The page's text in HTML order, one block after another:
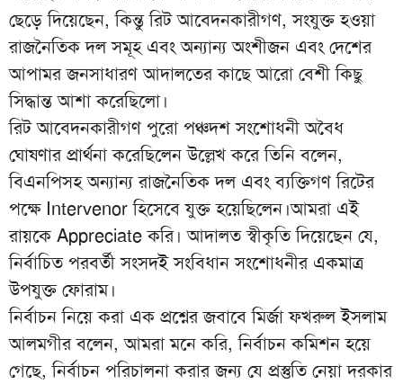
ছেড়ে দিয়েছেন, কিন্তু রিট আবেদনকারীগণ, সংযুক্ত হওয়া
রাজনৈতিক দল সমূহ এবং অন্যান্য অংশীজন এবং দেশের
আপামর জনসাধারণ আদালতের কাছে আরো বেশী কিছু
সিদ্ধান্ত আশা করেছিলো।
রিট আবেদনকারীগণ পুরো পঞ্চদশ সংশোধনী অবৈধ
ঘোষণার প্রার্থনা করেছিলেন উল্লেখ করে তিনি বলেন,
বিএনপিসহ অন্যান্য রাজনৈতিক দল এবং ব্যক্তিগণ রিটের
পক্ষে Intervenor হিসেবে যুক্ত হয়েছিলেন।আমরা এই
রায়কে Appreciate করি। আদালত স্বীকৃতি দিয়েছেন যে,
নির্বাচিত পরবর্তী সংসদই সংবিধান সংশোধনীর একমাত্র
উপযুক্ত ফোরাম।
নির্বাচন নিয়ে করা এক প্রশ্নের জবাবে মির্জা ফখরুল ইসলাম
আলমগীর বলেন, আমরা মনে করি, নির্বাচন কমিশন হয়ে
গেছে, নির্বাচন পরিচালনা করার জন্য যে প্রস্তুতি নেয়া দরকার